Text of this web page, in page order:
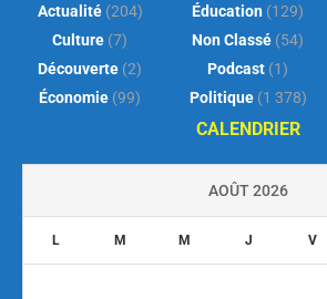
Actualité(204)
Culture (7)
Découverte (2)
Économie (99)
Éducation (129)
Non Classé (54)
Podcast (1)
Politique(1 378)
CALENDRIER
AOÛT 2026
L M M J V